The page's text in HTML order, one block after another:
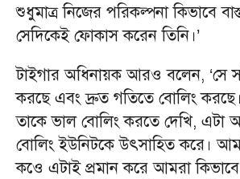
শুধুমাত্র নিজের পরিকল্পনা কিভাবে
সেদিকেই ফোকাস করেন তিনি।’
টাইগার অধিনায়ক আরও বলেন, ‘সে
করছে এবং দ্রুত গতিতে বোলিং
তাকে ভাল বোলিং করতে দেখি, এটা
বোলিং ইউনিটকে উৎসাহিত করে।
কওে এটাই প্রমান করে আমরা কিভাবে